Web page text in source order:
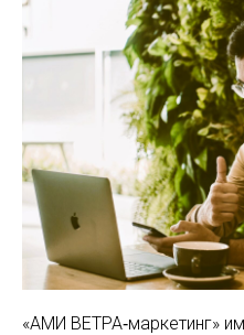
«АМИ ВЕТРА‑маркетинг»